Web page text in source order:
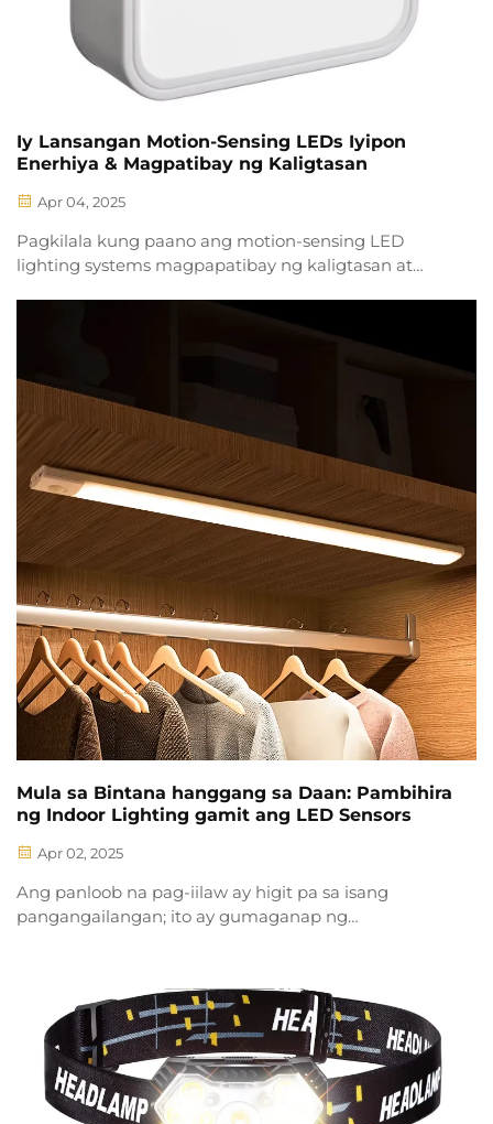
Iy Lansangan Motion-Sensing LEDs Iyipon
Enerhiya & Magpatibay ng Kaligtasan
Apr 04, 2025
Pagkilala kung paano ang motion-sensing LED
lighting systems magpapatibay ng kaligtasan at
Mula sa Bintana hanggang sa Daan: Pambihira
ng Indoor Lighting gamit ang LED Sensors
Apr 02, 2025
Ang panloob na pag-iilaw ay higit pa sa isang
pangangailangan; ito ay gumaganap ng
mundo ngayon kung saan ang mga matalinong
teknolohiya ay umuunlad, ang mga sistema ng LED
sensor na pag-iilaw ay nagbabago sa paraan kung
paano tayo nag-aaplay ng ilaw sa ating paligid...